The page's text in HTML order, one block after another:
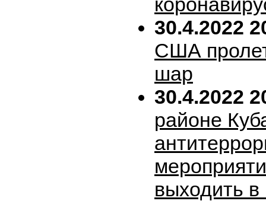
30.4.2022
США
шар
30.4.2022
районе
выходить